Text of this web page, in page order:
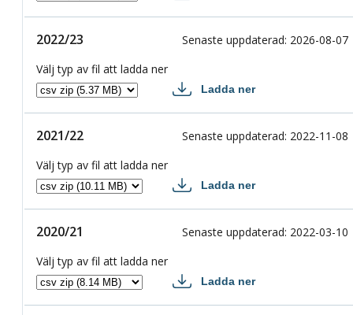
2022/23
2022/23 Senaste uppdaterad: 2026-08-07
Välj typ av fil att ladda ner
Ladda ner
2021/22
2021/22 Senaste uppdaterad: 2022-11-08
Välj typ av fil att ladda ner
Ladda ner
2020/21
2020/21 Senaste uppdaterad: 2022-03-10
Välj typ av fil att ladda ner
Ladda ner